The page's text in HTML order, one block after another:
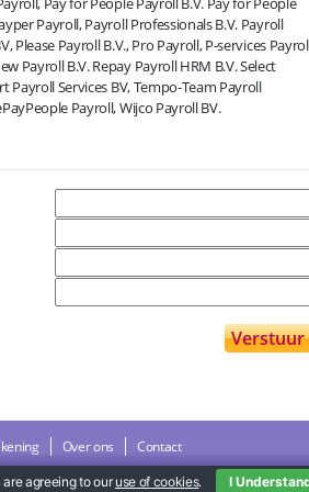
Payroll, Payroll Professionals B.V. Payroll
Please Payroll B.V., Pro Payroll, P-services
Payroll B.V. Repay Payroll HRM B.V. Select
Payroll Services BV, Tempo-Team Payroll
Payroll, Wijco Payroll BV.
Over ons Contact
agreeing to our use of cookies. I